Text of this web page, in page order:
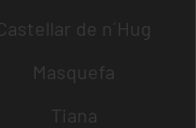
Castellar de n´Hug
Masquefa
Tiana